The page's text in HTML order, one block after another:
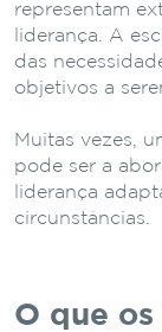
representam
liderança. A
das
objetivos a
Muitas vezes,
pode ser a
liderança
circunstâncias.
O que